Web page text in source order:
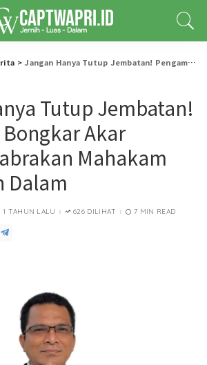
> Jangan Hanya Tutup Jembatan! Pengamat Bongkar Akar Masalah Tabrakan Mahakam yang Lebih Dalam
Tutup Jembatan!
Akar
Mahakam
Dalam
1 TAHUN LALU 626 DILIHAT 7 MIN READ